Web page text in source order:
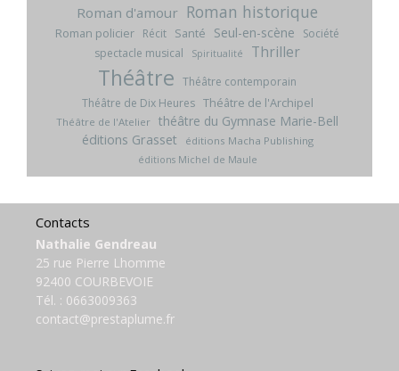
Roman d'amour Roman historique
Roman policier Récit Santé Seul-en-scène
Société
spectacle musical
Spiritualité Thriller
Théâtre Théâtre contemporain
Théâtre de Dix Heures Théâtre de l'Archipel
Théâtre de l'Atelier théâtre du Gymnase Marie-Bell
éditions Grasset
éditions Macha Publishing
éditions Michel de Maule
Contacts
Nathalie Gendreau
25 rue Pierre Lhomme
92400 COURBEVOIE
Tél. : 0663009363
contact@prestaplume.fr